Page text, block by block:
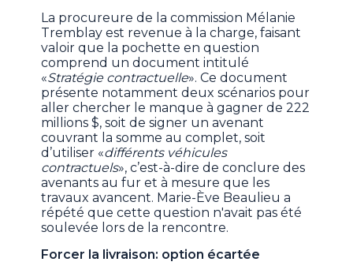
La procureure de la commission Mélanie
Tremblay est revenue à la charge, faisant
valoir que la pochette en question
comprend un document intitulé
«Stratégie contractuelle». Ce document
présente notamment deux scénarios pour
aller chercher le manque à gagner de 222
millions $, soit de signer un avenant
couvrant la somme au complet, soit
d’utiliser «différents véhicules
contractuels», c’est-à-dire de conclure des
avenants au fur et à mesure que les
travaux avancent. Marie-Ève Beaulieu a
répété que cette question n'avait pas été
soulevée lors de la rencontre.
Forcer la livraison: option écartée